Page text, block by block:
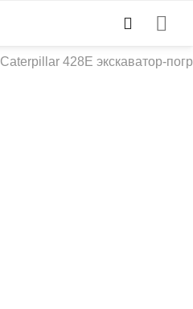
Caterpillar 428E экскаватор-